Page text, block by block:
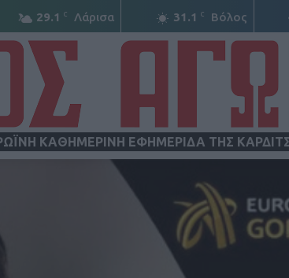
29.1 C Λάρισα 31.1 C Βόλος
ΚΑΘΗΜΕΡΙΝΗ ΕΦΗΜΕΡΙΔΑ ΤΗΣ